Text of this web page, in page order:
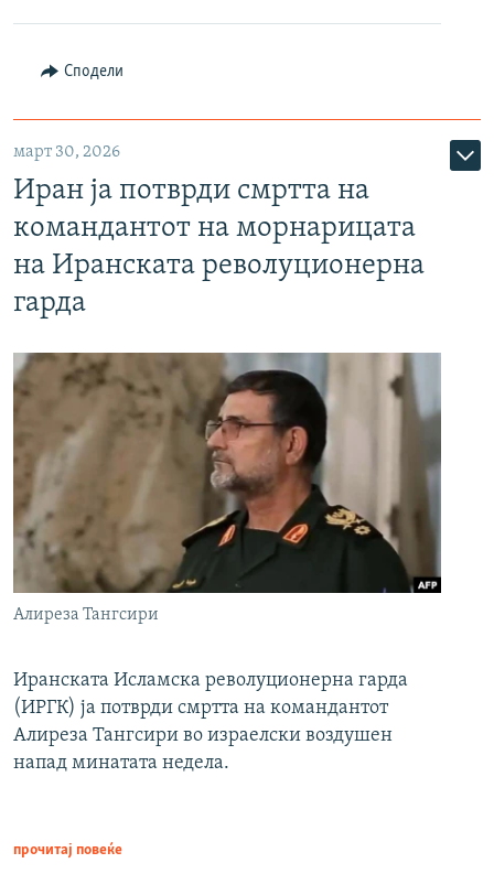
Сподели
март 30, 2026
Иран ја потврди смртта на
командантот на морнарицата
на Иранската револуционерна
гарда
Алиреза Тангсири
Иранската Исламска револуционерна гарда
(ИРГК) ја потврди смртта на командантот
Алиреза Тангсири во израелски воздушен
напад минатата недела.
прочитај повеќе